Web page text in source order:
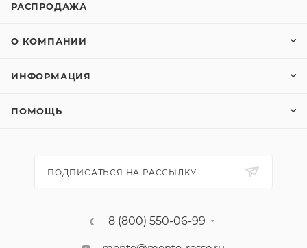
РАСПРОДАЖА
О КОМПАНИИ
ИНФОРМАЦИЯ
ПОМОЩЬ
ПОДПИСАТЬСЯ НА РАССЫЛКУ
8 (800) 550-06-99